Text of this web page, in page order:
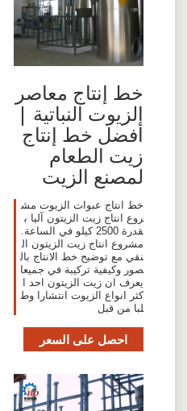
خط إنتاج معاصر
الزيوت النباتية |
أفضل خط إنتاج
زيت الطعام
لمصنع الزيت
خط انتاج عبوات الزيوت مش
روع انتاج زيت الزيتون آليا ب
قدرة 2500 كيلو في الساعة.
مشروع انتاج زيت الزيتون ال
نقي مع توضيح خط الانتاج بال
صور وكيفية تركيبة في جميعا
يعرف ان زيت الزيتون احد ا
كثر انواع الزيوت انتشارا وط
لبا من قبل
احصل على السعر